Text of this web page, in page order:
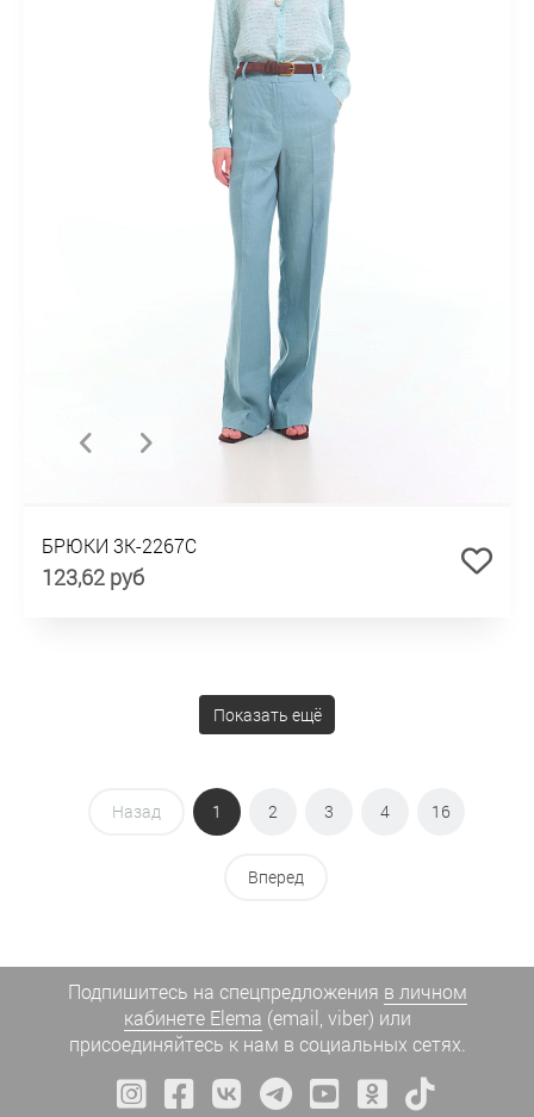
БРЮКИ 3К-2267С
123,62 руб
Показать ещё
Назад 1 2 3 4 16
Вперед
Подпишитесь на спецпредложения в личном
кабинете Elema (email, viber) или
присоединяйтесь к нам в социальных сетях.